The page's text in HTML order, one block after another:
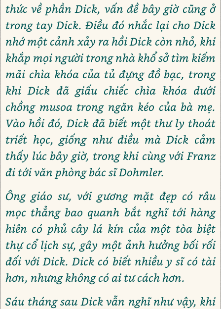
thức về phần Dick, vấn đề bây giờ cũng ở
trong tay Dick. Điều đó nhắc lại cho Dick
nhớ một cảnh xảy ra hồi Dick còn nhỏ, khi
khắp mọi người trong nhà khổ sở tìm kiếm
mãi chìa khóa của tủ đựng đồ bạc, trong
khi Dick đã giấu chiếc chìa khóa dưới
chồng musoa trong ngăn kéo của bà mẹ.
Vào hồi đó, Dick đã biết một thư ly thoát
triết học, giống như điều mà Dick cảm
thấy lúc bây giờ, trong khi cùng với Franz
đi tới văn phòng bác sĩ Dohmler.
Ông giáo sư, với gương mặt đẹp có râu
mọc thẳng bao quanh bắt nghĩ tới hàng
hiên có phủ cây lá kín của một tòa biệt
thự cổ lịch sự, gây một ảnh hưởng bối rối
đối với Dick. Dick có biết nhiều y sĩ có tài
hơn, nhưng không có ai tư cách hơn.
Sáu tháng sau Dick vẫn nghĩ như vậy, khi